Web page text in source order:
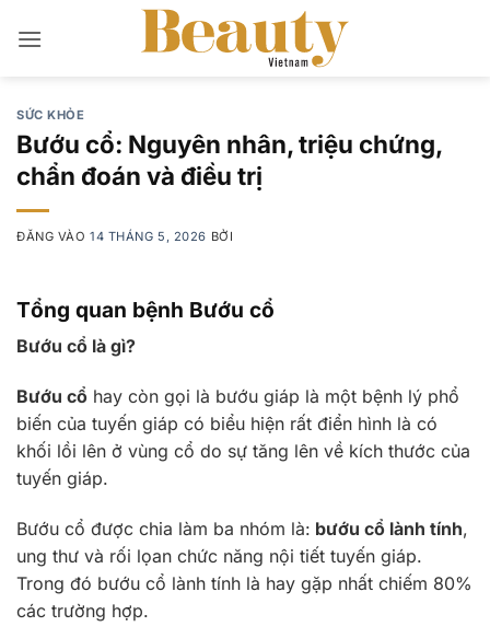
qua
SỨC KHỎE
Bướu cổ: Nguyên nhân, triệu chứng,
chẩn đoán và điều trị
ĐĂNG VÀO14 THÁNG 5, 2026 BỞI
Tổng quan bệnh Bướu cổ
Bướu cổ là gì?
Bướu cổ hay còn gọi là bướu giáp là một bệnh lý phổ
biến của tuyến giáp có biểu hiện rất điển hình là có
khối lồi lên ở vùng cổ do sự tăng lên về kích thước của
tuyến giáp.
Bướu cổ được chia làm ba nhóm là: bướu cổ lành tính,
ung thư và rối lọan chức năng nội tiết tuyến giáp.
Trong đó bướu cổ lành tính là hay gặp nhất chiếm 80%
các trường hợp.